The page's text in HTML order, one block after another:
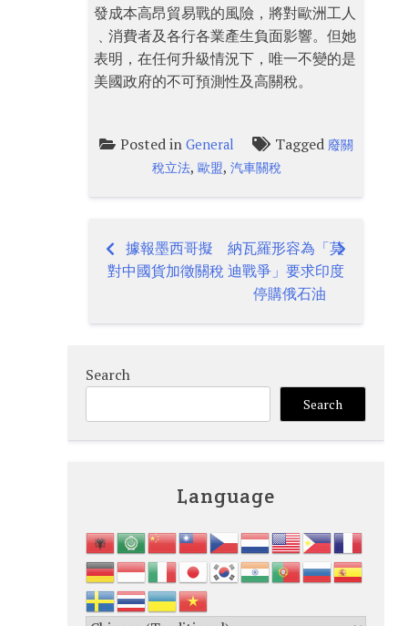
發成本高昂貿易戰的風險，將對歐洲工人
﹑消費者及各行各業產生負面影響。但她
表明，在任何升級情況下，唯一不變的是
美國政府的不可預測性及高關稅。
Posted in General Tagged 廢關
稅立法,歐盟,汽車關稅
Post
據報墨西哥擬
對中國貨加徵關稅
納瓦羅形容為「莫
迪戰爭」要求印度
停購俄石油
Search
Search
Language